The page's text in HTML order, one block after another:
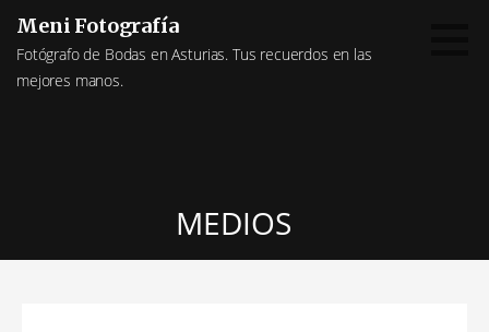
contenido
Meni Fotografía
Fotógrafo de Bodas en Asturias. Tus recuerdos en las
mejores manos.
MEDIOS